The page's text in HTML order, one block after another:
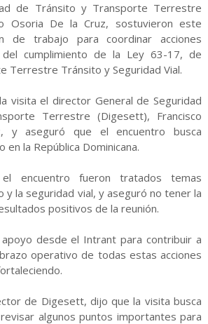
de Tránsito y Transporte Terrestre
Osoria De la Cruz, sostuvieron este
de trabajo para coordinar acciones
cumplimiento de la Ley 63-17, de
Terrestre Tránsito y Seguridad Vial.
visita el director General de Seguridad
Terrestre (Digesett), Francisco
y aseguró que el encuentro busca
la República Dominicana.
encuentro fueron tratados temas
la seguridad vial, y aseguró no tener la
positivos de la reunión.
desde el Intrant para contribuir a
operativo de todas estas acciones
de Digesett, dijo que la visita busca
algunos puntos importantes para